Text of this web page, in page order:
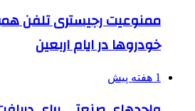
ممنوعیت رجیستری تلفن
خودروها در ایام اربعین
1 هفته پیش